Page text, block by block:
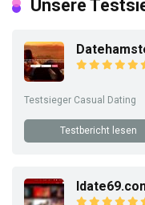
Unsere
Testsieger Casual Dating
Testbericht lesen